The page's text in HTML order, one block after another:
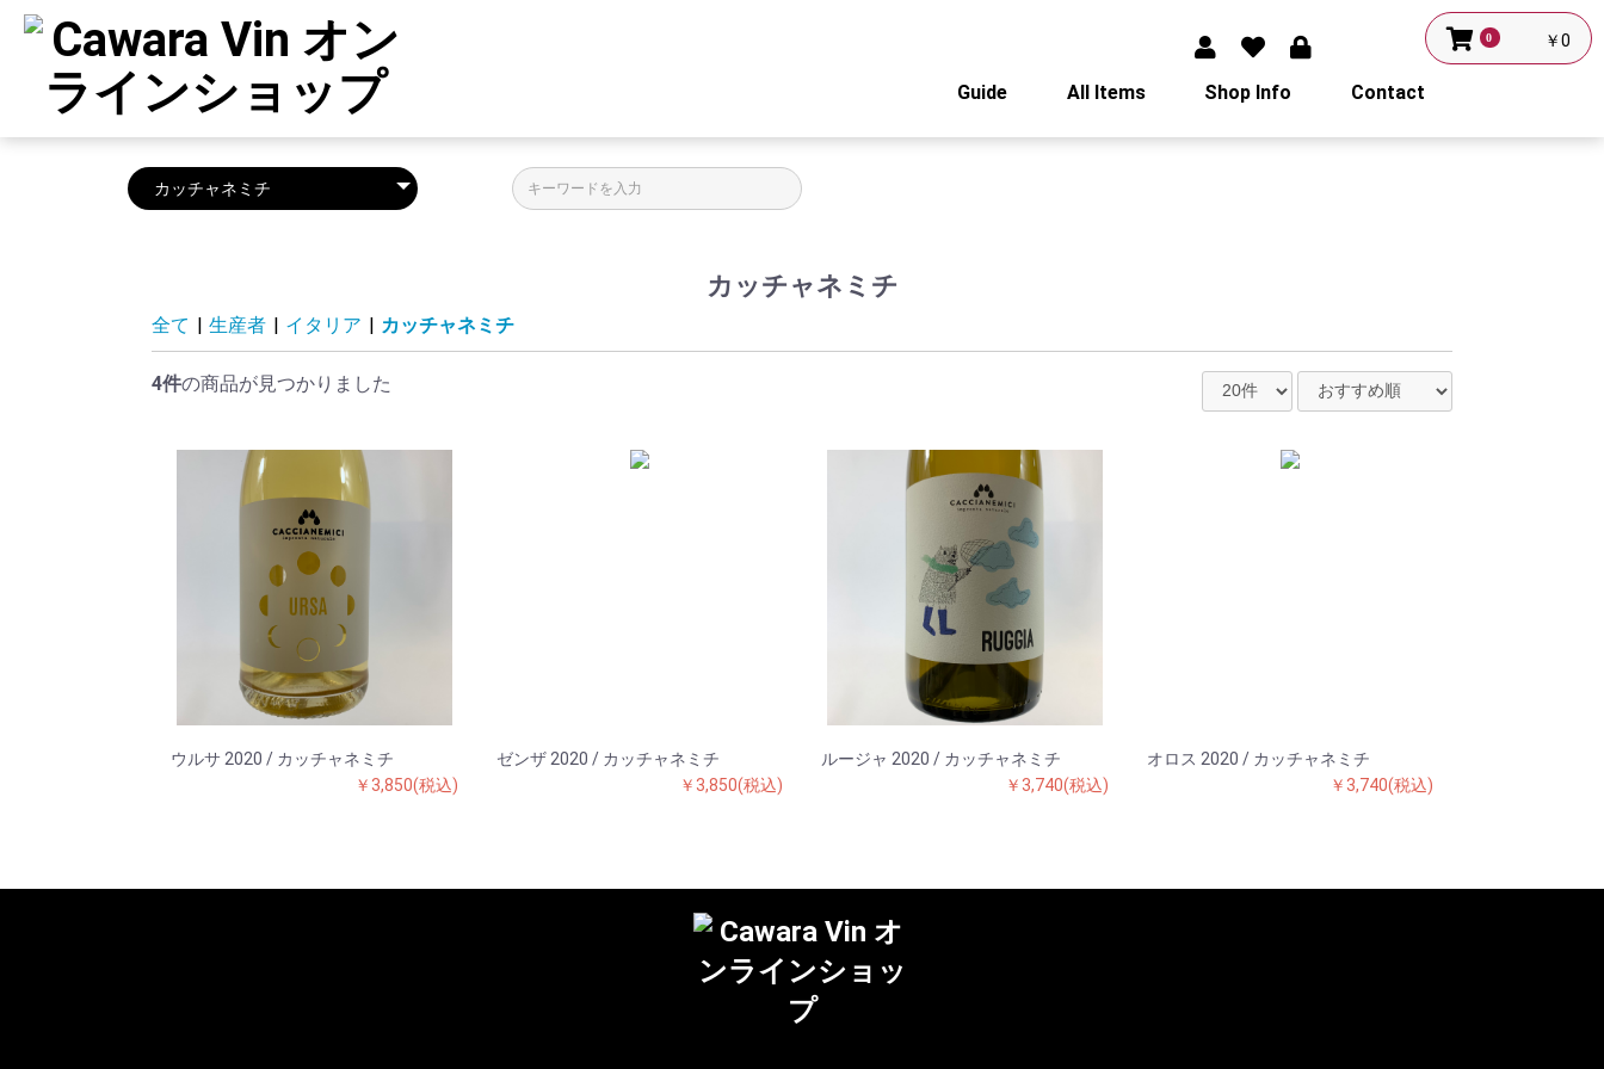
0 ￥0
Guide All Items Shop Info Contact
カッチャネミチ
全て | 生産者 | イタリア | カッチャネミチ
4件の商品が見つかりました
ウルサ 2020 / カッチャネミチ
￥3,850(税込)
ゼンザ 2020 / カッチャネミチ
￥3,850(税込)
ルージャ 2020 / カッチャネミチ
￥3,740(税込)
オロス 2020 / カッチャネミチ
￥3,740(税込)